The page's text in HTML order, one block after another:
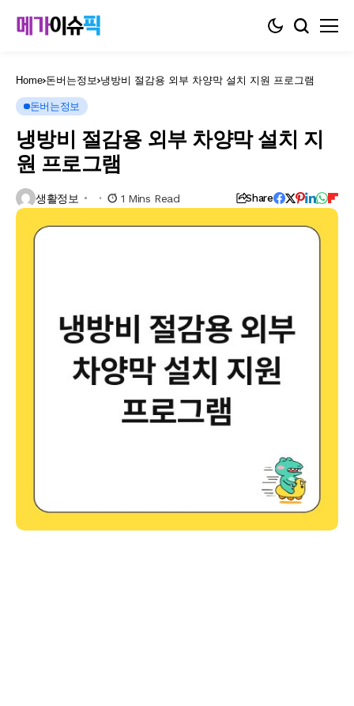
Home 돈버는정보 냉방비 절감용 외부 차양막 설치 지원 프로그램
돈버는정보
냉방비 절감용 외부 차양막 설치 지
원 프로그램
생활정보 1 Mins Read Share